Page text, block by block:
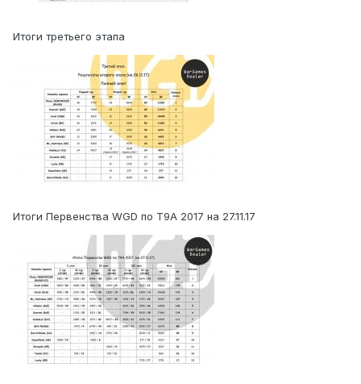
Итоги третьего этапа
Итоги Первенства WGD по Т9А 2017 на 27.11.17